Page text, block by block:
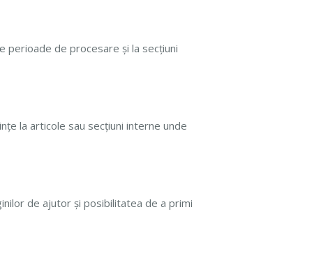
perioade de procesare și la secțiuni
la articole sau secțiuni interne unde
de ajutor și posibilitatea de a primi